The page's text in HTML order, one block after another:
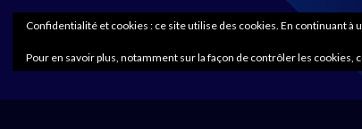
Confidentialité et cookies : ce site utilise des cookies. En continuant à
Pour en savoir plus, notamment sur la façon de contrôler les cookies,